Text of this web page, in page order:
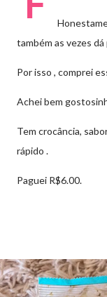
também as vezes
Por isso , comprei
Achei bem
Tem crocância,
rápido .
Paguei R$6.00.